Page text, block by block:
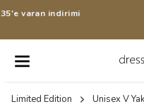
Sonbahar / Kış
Limited Edition Unisex V